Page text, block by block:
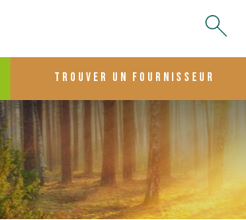
trouver un fournisseur